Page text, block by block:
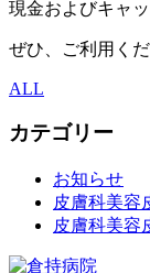
現金およびキャ
ぜひ、ご利用くだ
ALL
カテゴリー
お知らせ
皮膚科美容
皮膚科美容